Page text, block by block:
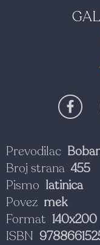
Prevodilac
Broj strana 455
Pismo latinica
Povez mek
Format 140x200
ISBN